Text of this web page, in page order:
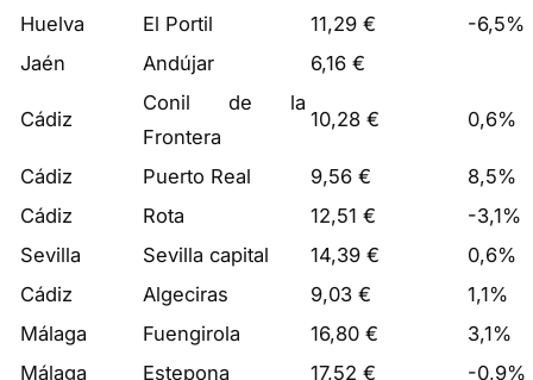
Huelva
El Portil 11,29 €
-6,5%
Jaén
Andújar 6,16 €
Cádiz
Conil de la
Frontera
10,28 € 0,6%
Cádiz Puerto Real 9,56 €
8,5%
Cádiz
Rota 12,51 €
-3,1%
Sevilla
Sevilla capital 14,39 €
0,6%
Cádiz
Algeciras 9,03 €
1,1%
Málaga
Fuengirola 16,80 €
3,1%
Málaga
Estepona 17,52 € -0,9%